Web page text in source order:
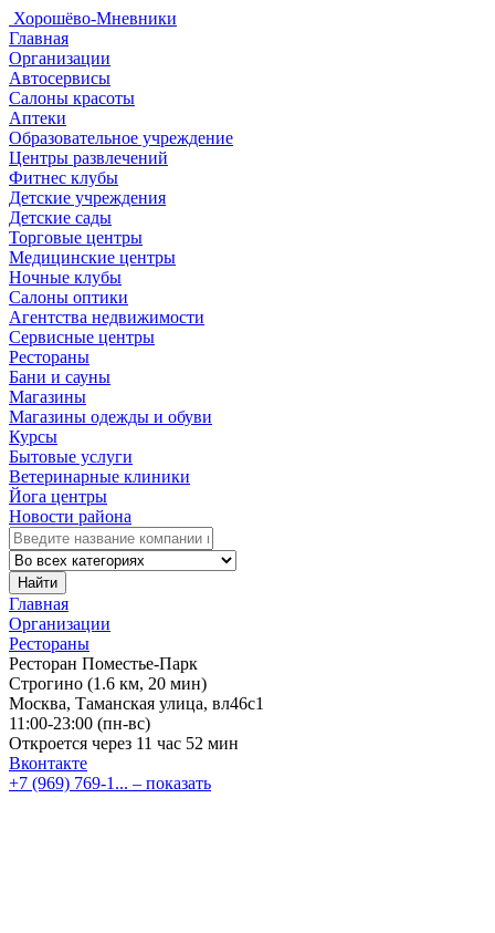
Хорошёво-Мневники
Главная
Организации
Автосервисы
Салоны красоты
Аптеки
Образовательное учреждение
Центры развлечений
Фитнес клубы
Детские учреждения
Детские сады
Торговые центры
Медицинские центры
Ночные клубы
Салоны оптики
Агентства недвижимости
Сервисные центры
Рестораны
Бани и сауны
Магазины
Магазины одежды и обуви
Курсы
Бытовые услуги
Ветеринарные клиники
Йога центры
Новости района
Найти
Главная
Организации
Рестораны
Ресторан Поместье-Парк
Строгино (1.6 км, 20 мин)
Москва, Таманская улица, вл46с1
11:00-23:00 (пн-вс)
Откроется через 11 час 52 мин
Вконтакте
+7 (969) 769-1... – показать